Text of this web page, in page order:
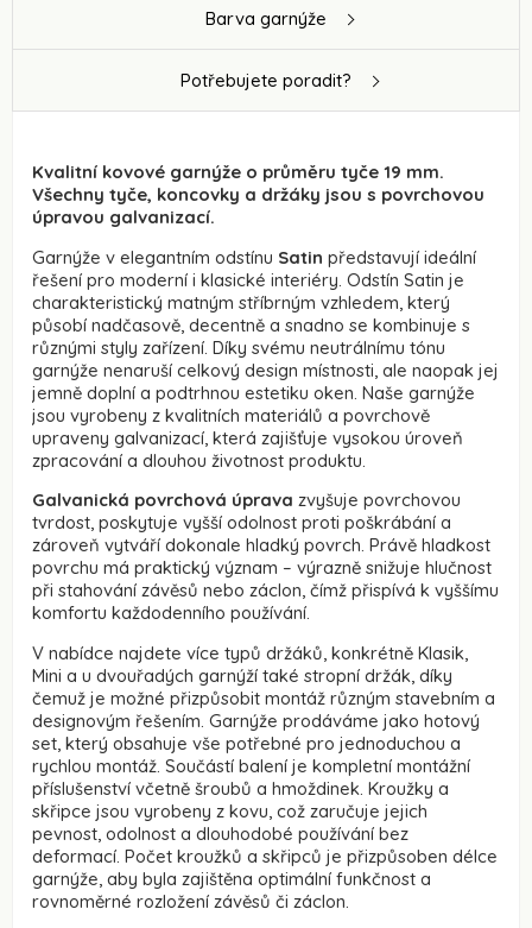
Barva garnýže
Potřebujete poradit?
Kvalitní kovové garnýže o průměru tyče 19 mm.
Všechny tyče, koncovky a držáky jsou s povrchovou
úpravou galvanizací.
Garnýže v elegantním odstínu Satin představují ideální
řešení pro moderní i klasické interiéry. Odstín Satin je
charakteristický matným stříbrným vzhledem, který
působí nadčasově, decentně a snadno se kombinuje s
různými styly zařízení. Díky svému neutrálnímu tónu
garnýže nenaruší celkový design místnosti, ale naopak jej
jemně doplní a podtrhnou estetiku oken. Naše garnýže
jsou vyrobeny z kvalitních materiálů a povrchově
upraveny galvanizací, která zajišťuje vysokou úroveň
zpracování a dlouhou životnost produktu.
Galvanická povrchová úprava zvyšuje povrchovou
tvrdost, poskytuje vyšší odolnost proti poškrábání a
zároveň vytváří dokonale hladký povrch. Právě hladkost
povrchu má praktický význam – výrazně snižuje hlučnost
při stahování závěsů nebo záclon, čímž přispívá k vyššímu
komfortu každodenního používání.
V nabídce najdete více typů držáků, konkrétně Klasik,
Mini a u dvouřadých garnýží také stropní držák, díky
čemuž je možné přizpůsobit montáž různým stavebním a
designovým řešením. Garnýže prodáváme jako hotový
set, který obsahuje vše potřebné pro jednoduchou a
rychlou montáž. Součástí balení je kompletní montážní
příslušenství včetně šroubů a hmoždinek. Kroužky a
skřipce jsou vyrobeny z kovu, což zaručuje jejich
pevnost, odolnost a dlouhodobé používání bez
deformací. Počet kroužků a skřipců je přizpůsoben délce
garnýže, aby byla zajištěna optimální funkčnost a
rovnoměrné rozložení závěsů či záclon.